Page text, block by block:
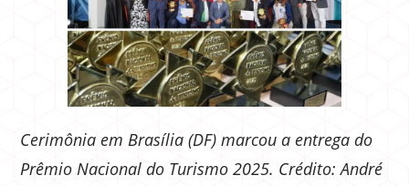
Cerimônia em Brasília (DF) marcou a entrega do
Prêmio Nacional do Turismo 2025. Crédito: André